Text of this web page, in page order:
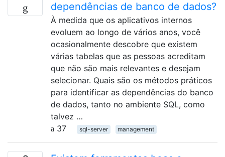
dependências de banco de dados?
À medida que os aplicativos internos
evoluem ao longo de vários anos, você
ocasionalmente descobre que existem
várias tabelas que as pessoas acreditam
que não são mais relevantes e desejam
selecionar. Quais são os métodos práticos
para identificar as dependências do banco
de dados, tanto no ambiente SQL, como
talvez …
37
sql-server management